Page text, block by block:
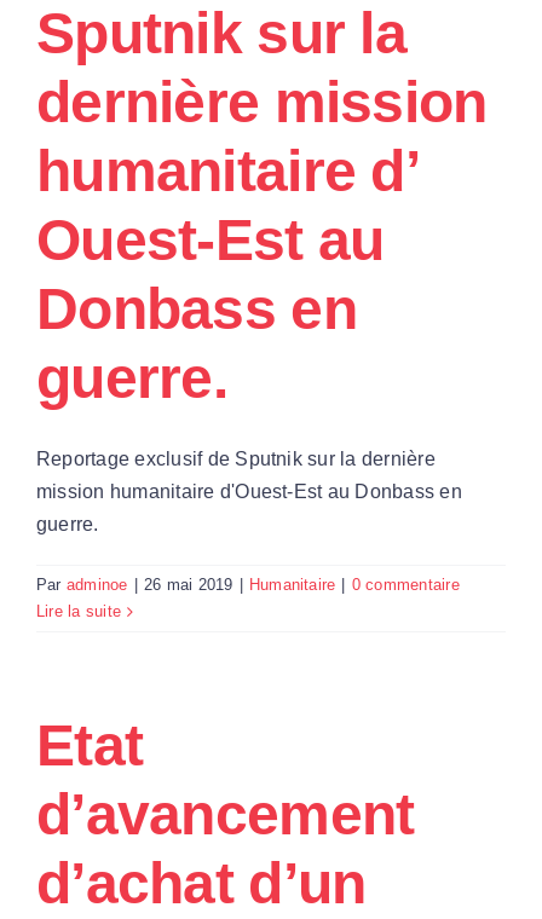
Actualités
Par Région
Contact
Sputnik sur la
dernière mission
humanitaire d’
Ouest-Est au
Donbass en
guerre.
Reportage exclusif de Sputnik sur la dernière
mission humanitaire d'Ouest-Est au Donbass en
guerre.
Par adminoe 26 mai 2019 Humanitaire
0 commentaire
Lire la suite
Etat
d’avancement
d’achat d’un